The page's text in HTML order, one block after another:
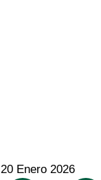
20 Enero 2026